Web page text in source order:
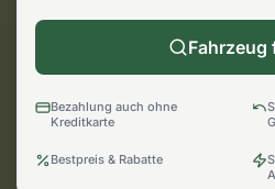
Fahrzeug
Bezahlung auch ohne
Kreditkarte
Bestpreis & Rabatte